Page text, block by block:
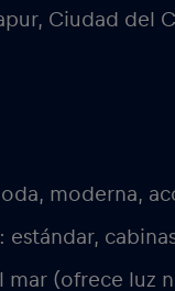
Ciudad del
moderna,
(ofrece luz